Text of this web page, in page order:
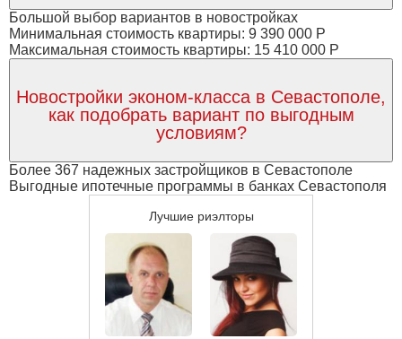
Большой выбор вариантов в новостройках
Минимальная стоимость квартиры: 9 390 000 Р
Максимальная стоимость квартиры: 15 410 000 Р
Новостройки эконом-класса в Севастополе,
как подобрать вариант по выгодным
условиям?
Более 367 надежных застройщиков в Севастополе
Выгодные ипотечные программы в банках Севастополя
Лучшие риэлторы